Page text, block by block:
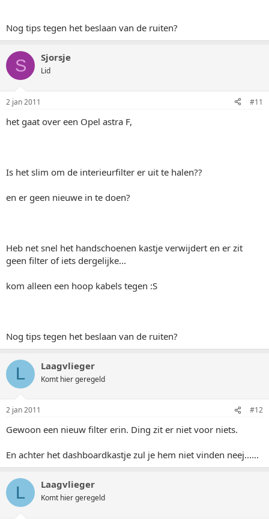
Nog tips tegen het beslaan van de ruiten?
S Sjorsje
Lid
2 jan 2011 #11
het gaat over een Opel astra F,
Is het slim om de interieurfilter er uit te halen??
en er geen nieuwe in te doen?
Heb net snel het handschoenen kastje verwijdert en er zit
geen filter of iets dergelijke...
kom alleen een hoop kabels tegen :S
Nog tips tegen het beslaan van de ruiten?
L Laagvlieger
Komt hier geregeld
2 jan 2011 #12
Gewoon een nieuw filter erin. Ding zit er niet voor niets.
En achter het dashboardkastje zul je hem niet vinden neej......
L Laagvlieger
Komt hier geregeld